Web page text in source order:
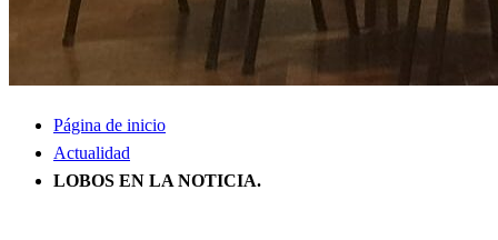
Página de inicio
Actualidad
LOBOS EN LA NOTICIA.